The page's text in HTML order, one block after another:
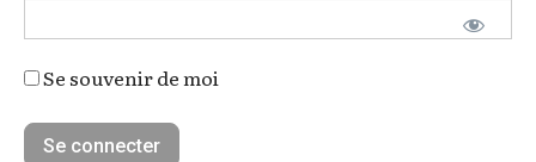
Se souvenir de moi